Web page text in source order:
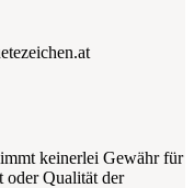
keinerlei Gewähr für
Qualität der